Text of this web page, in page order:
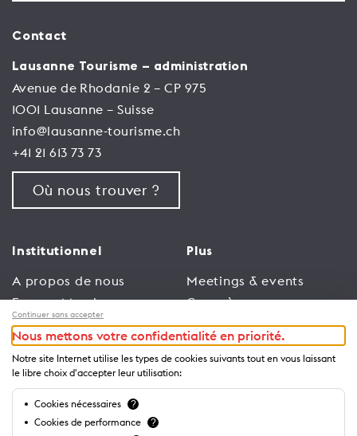
Contact
Lausanne Tourisme – administration
Avenue de Rhodanie 2 – CP 975
1001 Lausanne – Suisse
info@lausanne-tourisme.ch
+41 21 613 73 73
Où nous trouver ?
Institutionnel
A propos de nous
Espace Membres
Emploi
Conditions générales
d’utilisation
Politique de
confidentialité
Plus
Meetings & events
Congrès
Trade
Espace Médias
Annonceurs
Brochures et guides
Continuer sans accepter
Nous mettons votre confidentialité en priorité.
Notre site Internet utilise les types de cookies suivants tout en vous laissant
le libre choix d'accepter leur utilisation:
Cookies nécessaires ?
Cookies de performance ?